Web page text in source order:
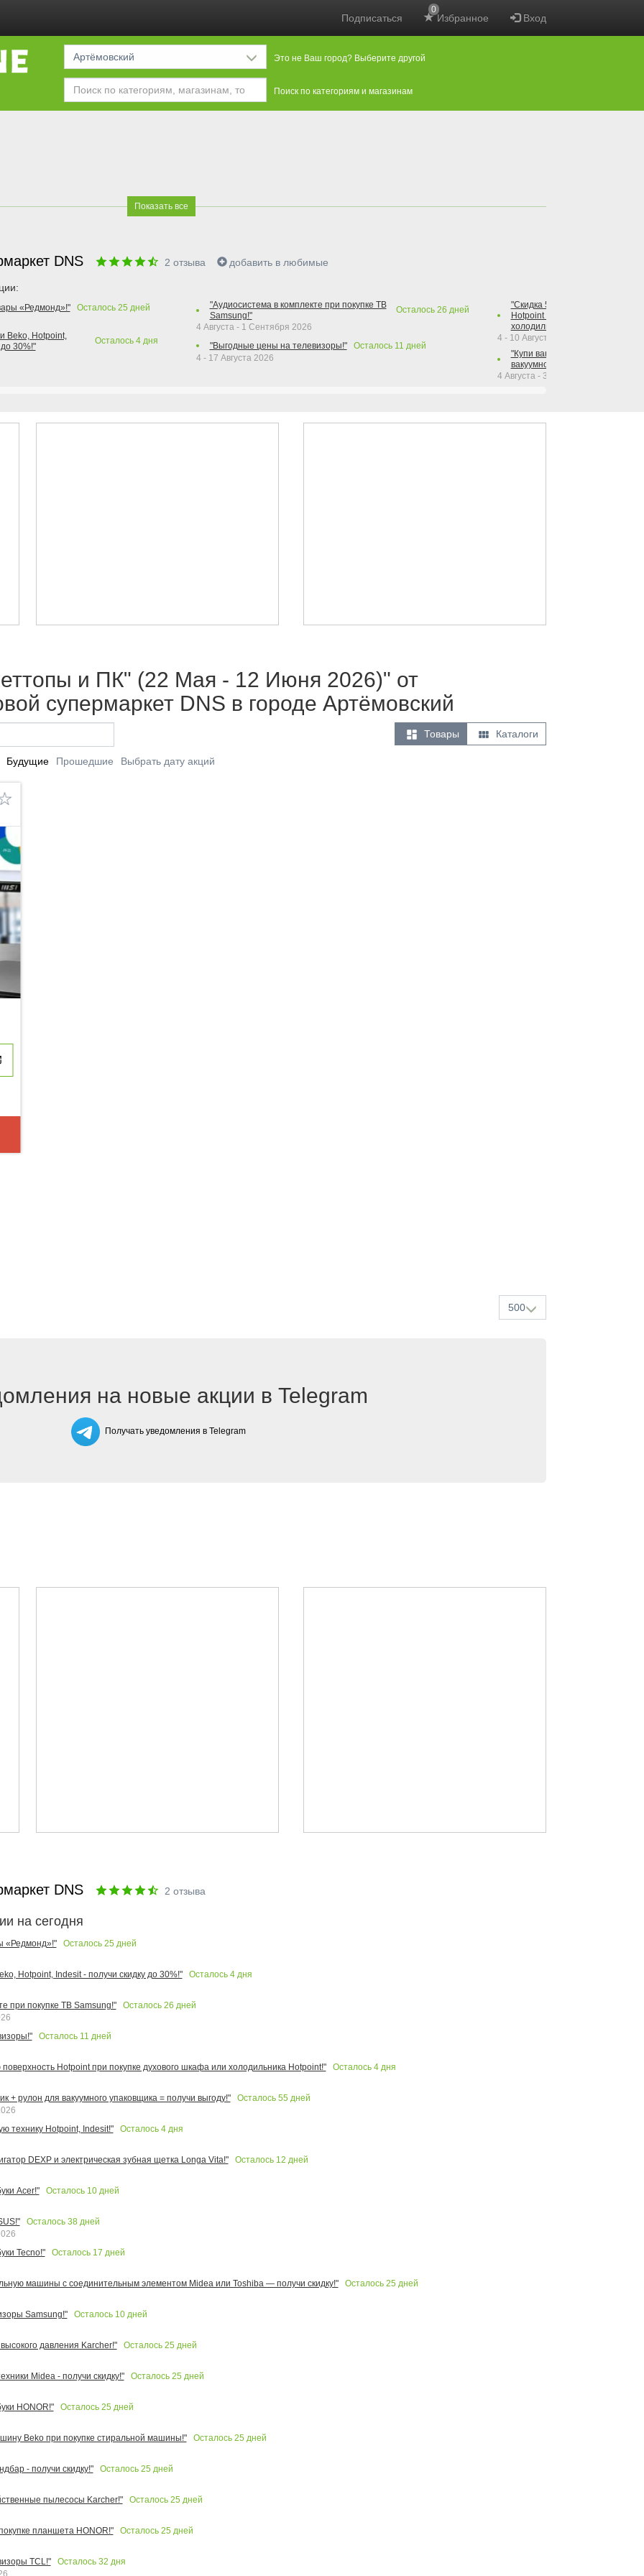
Подписаться Избранное
0
Вход
Артёмовский Это не Ваш город? Выберите другой
Поиск по категориям и магазинам
Показать все
DNS 2 отзыва добавить в любимые
«Редмонд»!" Осталось 25 дней
Beko, Hotpoint,
30%!"
Осталось 4дня
"Аудиосистема в комплекте при покупке ТВ
Samsung!"
Осталось 26 дней
4 Августа - 1 Сентября 2026
"Выгодные цены на телевизоры!"
Осталось 11 дней
4 - 17 Августа 2026
"Скидка 50% на варочную
Hotpoint при покупке духового
холодильника Hotpoint!"
4 - 10 Августа 2026
"Купи вакуумный упаковщик +
вакуумного упаковщика =
4 Августа - 30 Сентября 2026
и ПК" (22 Мая - 12 Июня 2026)" от
супермаркет DNS в городе Артёмовский
 Товары  Каталоги
Будущие Прошедшие Выбрать дату акций
500
на новые акции в Telegram
Получать уведомления в Telegram
DNS 2 отзыва
на сегодня
«Редмонд»!" Осталось 25 дней
Hotpoint, Indesit - получи скидку до 30%!" Осталось 4дня
при покупке ТВ Samsung!" Осталось 26 дней
Осталось 11 дней
Hotpoint при покупке духового шкафа или холодильника Hotpoint!" Осталось 4дня
+ рулон для вакуумного упаковщика = получи выгоду!" Осталось 55 дней
технику Hotpoint, Indesit!"
Осталось 4дня
DEXP и электрическая зубная щетка Longa Vita!" Осталось 12 дней
Acer!" Осталось 10дней
Осталось 38дней
Tecno!"
Осталось 17 дней
машины с соединительным элементом Midea или Toshiba — получи скидку!" Осталось 25 дней
Samsung!" Осталось 10дней
давления Karcher!" Осталось 25 дней
Midea - получи скидку!" Осталось 25 дней
HONOR!" Осталось 25 дней
Beko при покупке стиральной машины!" Осталось 25 дней
- получи скидку!" Осталось 25 дней
пылесосы Karcher!" Осталось 25 дней
планшета HONOR!" Осталось 25 дней
TCL!" Осталось 32 дня